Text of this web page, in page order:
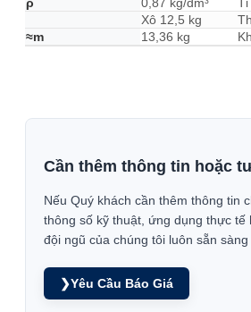
Xô 12,5 kg
≈m
13,36 kg
Cần thêm thông tin hoặc
Nếu Quý khách cần thêm thông tin
thông số kỹ thuật, ứng dụng thực tế
đội ngũ của chúng tôi luôn sẵn sàng
❯Yêu Cầu Báo Giá